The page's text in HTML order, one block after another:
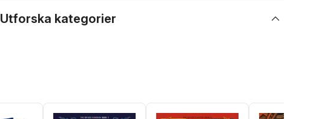
Utforska kategorier